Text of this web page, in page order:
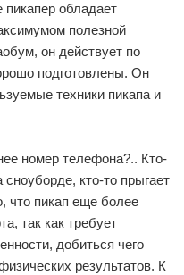
пикапер обладает
полезной
он действует по
подготовлены. Он
техники пикапа и
номер телефона?.. Кто-
сноуборде, кто-то прыгает
что пикап еще более
так как требует
добиться чего
результатов. К